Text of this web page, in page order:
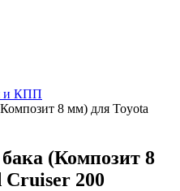
и КПП
8 мм) для Toyota
(Композит 8
200